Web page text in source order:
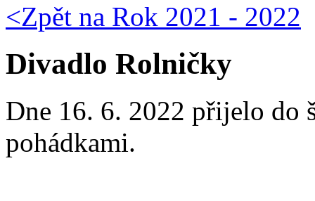
<Zpět na Rok 2021 - 2022
Divadlo Rolničky
Dne 16. 6. 2022 přijelo do
pohádkami.